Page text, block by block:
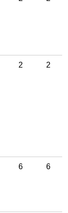
2 2
6 6